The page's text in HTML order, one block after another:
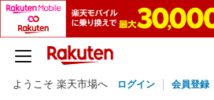
ようこそ 楽天市場へ ログイン 会員登録